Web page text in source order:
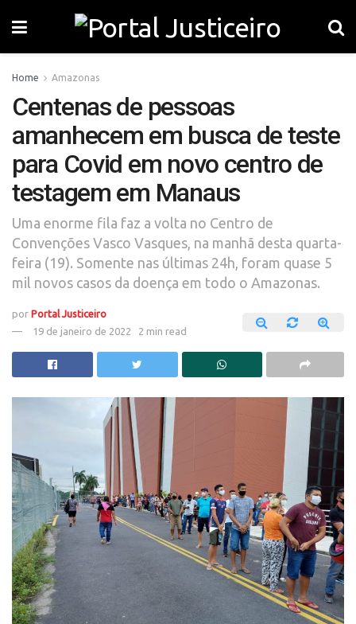
Home Amazonas
Centenas de pessoas
amanhecem em busca de teste
para Covid em novo centro de
testagem em Manaus
Uma enorme fila faz a volta no Centro de
Convenções Vasco Vasques, na manhã desta quarta-
feira (19). Somente nas últimas 24h, foram quase 5
mil novos casos da doença em todo o Amazonas.
por Portal Justiceiro
19 de janeiro de 2022
2 min read